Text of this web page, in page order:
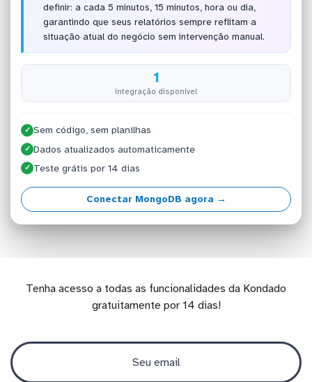
definir: a cada 5 minutos, 15 minutos, hora ou dia,
garantindo que seus relatórios sempre reflitam a
situação atual do negócio sem intervenção manual.
1
integração disponível
✓ Sem código, sem planilhas
✓ Dados atualizados automaticamente
✓ Teste grátis por 14 dias
Conectar MongoDB agora →
Tenha acesso a todas as funcionalidades da Kondado
gratuitamente por 14 dias!